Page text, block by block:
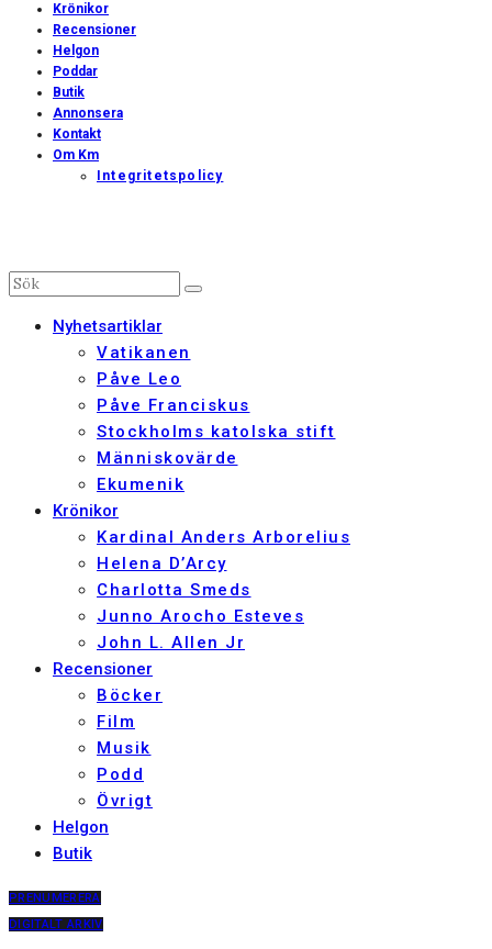
Krönikor
Recensioner
Helgon
Poddar
Butik
Annonsera
Kontakt
Om Km
Integritetspolicy
Nyhetsartiklar
Vatikanen
Påve Leo
Påve Franciskus
Stockholms katolska stift
Människovärde
Ekumenik
Krönikor
Kardinal Anders Arborelius
Helena D’Arcy
Charlotta Smeds
Junno Arocho Esteves
John L. Allen Jr
Recensioner
Böcker
Film
Musik
Podd
Övrigt
Helgon
Butik
PRENUMERERA
DIGITALT ARKIV